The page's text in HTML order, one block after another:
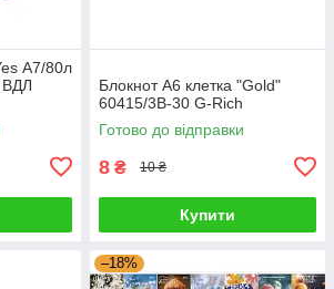
А7/80л
ВДЛ
Блокнот А6 клетка "Gold"
60415/3В-30 G-Rich
Готово до відправки
8 ₴ 10 ₴
Купити
–18%